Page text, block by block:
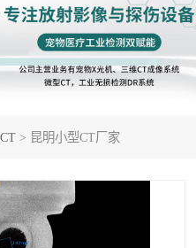
> 昆明小型CT厂家
电力探伤仪GIS探伤仪
微焦点射线源
口腔牙科X光机DR
牛马羊大动物兽用DR